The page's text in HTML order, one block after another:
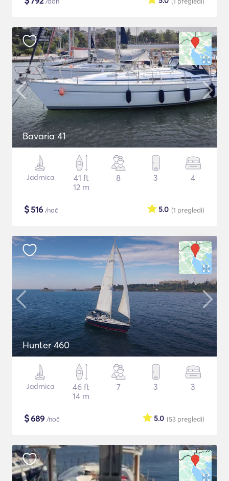
Bavaria 41
Jadrnica
41 ft
12 m
8 3 4
$516 /noč (1 pregledi)
5.0
Hunter 460
Jadrnica
46 ft
14 m
7 3 3
$689 /noč (53 pregledi)
5.0